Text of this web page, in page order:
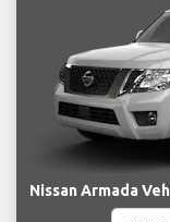
Nissan Armada